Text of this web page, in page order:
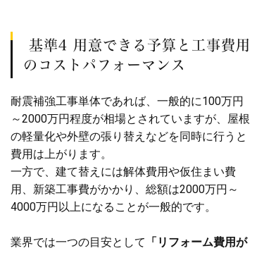
基準4 用意できる予算と工事費用
のコストパフォーマンス
耐震補強工事単体であれば、一般的に100万円
～2000万円程度が相場とされていますが、屋根
の軽量化や外壁の張り替えなどを同時に行うと
費用は上がります。
一方で、建て替えには解体費用や仮住まい費
用、新築工事費がかかり、総額は2000万円～
4000万円以上になることが一般的です。
業界では一つの目安として 「リフォーム費用が